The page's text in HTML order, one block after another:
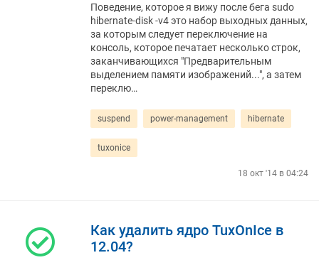
Поведение, которое я вижу после бега sudo
hibernate-disk -v4 это набор выходных данных,
за которым следует переключение на
консоль, которое печатает несколько строк,
заканчивающихся "Предварительным
выделением памяти изображений...", а затем
переклю…
suspend power-management hibernate
tuxonice
18 окт '14 в 04:24
Как удалить ядро ​​TuxOnIce в
12.04?